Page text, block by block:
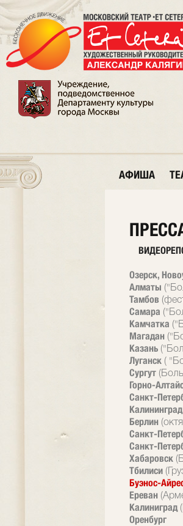
АФИША
Озерск,
Алматы
Тамбов
Самара
Камчатка
Магадан
Казань
Луганск (
Сургут
Горно-
Санкт-
Калининград
Берлин
Санкт-
Санкт-
Хабаровск
Тбилиси
Буэнос-
Ереван
Калиниград
Оренбург